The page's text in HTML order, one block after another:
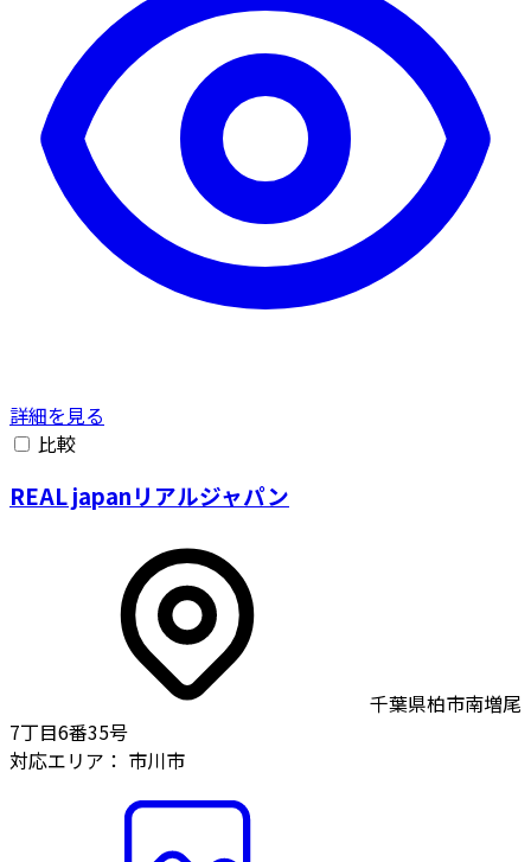
詳細を見る
比較
REAL japanリアルジャパン
千葉県柏市南増尾
7丁目6番35号
対応エリア： 市川市